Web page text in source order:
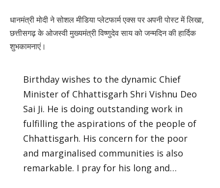
धानमंत्री मोदी ने सोशल मीडिया प्लेटफार्म एक्स पर अपनी पोस्ट में लिखा,
छत्तीसगढ़ के ओजस्वी मुख्यमंत्री विष्णुदेव साय को जन्मदिन की हार्दिक
शुभकामनाएं।
Birthday wishes to the dynamic Chief
Minister of Chhattisgarh Shri Vishnu Deo
Sai Ji. He is doing outstanding work in
fulfilling the aspirations of the people of
Chhattisgarh. His concern for the poor
and marginalised communities is also
remarkable. I pray for his long and…